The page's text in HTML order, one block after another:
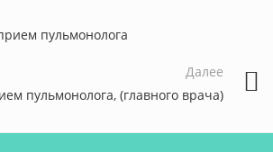
пульмонолога
Далее
пульмонолога, (главного врача)